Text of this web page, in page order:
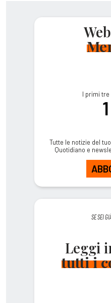
I primi
Tutte le notizie del
Quotidiano e
SE SEI
Leggi
tutti i